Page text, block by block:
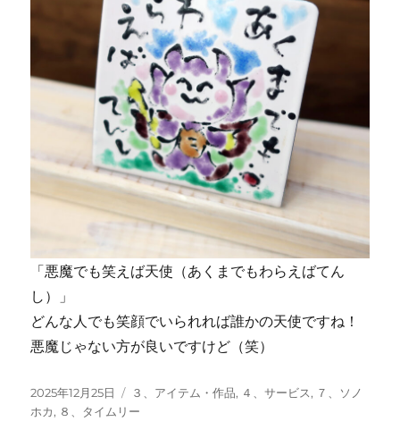
「悪魔でも笑えば天使（あくまでもわらえばてん
し）」
どんな人でも笑顔でいられれば誰かの天使ですね！
悪魔じゃない方が良いですけど（笑）
投
稿
2025年12月25日
カ
テ
３、アイテム・作品, ４、サービス, ７、ソノ
ホカ, ８、タイムリー